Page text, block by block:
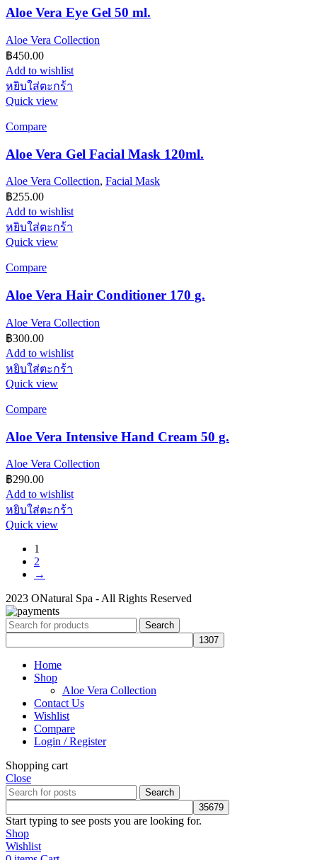
Aloe Vera Eye Gel 50 ml.
Aloe Vera Collection
฿450.00
Add to wishlist
หยิบใส่ตะกร้า
Quick view
Compare
Aloe Vera Gel Facial Mask 120ml.
Aloe Vera Collection, Facial Mask
฿255.00
Add to wishlist
หยิบใส่ตะกร้า
Quick view
Compare
Aloe Vera Hair Conditioner 170 g.
Aloe Vera Collection
฿300.00
Add to wishlist
หยิบใส่ตะกร้า
Quick view
Compare
Aloe Vera Intensive Hand Cream 50 g.
Aloe Vera Collection
฿290.00
Add to wishlist
หยิบใส่ตะกร้า
Quick view
1
2
→
2023 ONatural Spa - All Rights Reserved
Search
Home
Shop
Aloe Vera Collection
Contact Us
Wishlist
Compare
Login / Register
Shopping cart
Close
Search
Start typing to see posts you are looking for.
Shop
Wishlist